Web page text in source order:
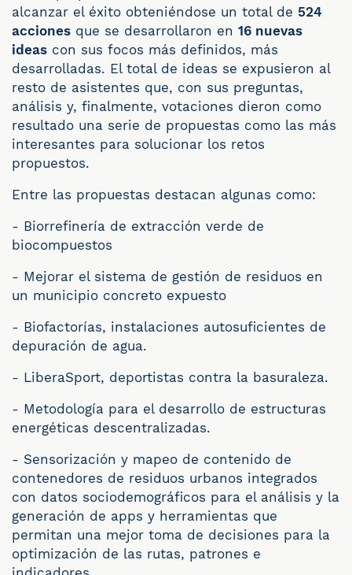
alcanzar el éxito obteniéndose un total de 524
acciones que se desarrollaron en 16 nuevas
ideas con sus focos más definidos, más
desarrolladas. El total de ideas se expusieron al
resto de asistentes que, con sus preguntas,
análisis y, finalmente, votaciones dieron como
resultado una serie de propuestas como las más
interesantes para solucionar los retos
propuestos.
Entre las propuestas destacan algunas como:
- Biorrefinería de extracción verde de
biocompuestos
- Mejorar el sistema de gestión de residuos en
un municipio concreto expuesto
- Biofactorías, instalaciones autosuficientes de
depuración de agua.
- LiberaSport, deportistas contra la basuraleza.
- Metodología para el desarrollo de estructuras
energéticas descentralizadas.
- Sensorización y mapeo de contenido de
contenedores de residuos urbanos integrados
con datos sociodemográficos para el análisis y la
generación de apps y herramientas que
permitan una mejor toma de decisiones para la
optimización de las rutas, patrones e